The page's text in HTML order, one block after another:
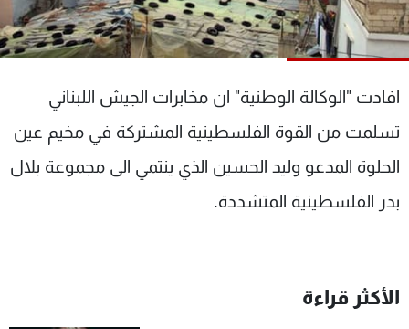
افادت "الوكالة الوطنية" ان مخابرات الجيش اللبناني
تسلمت من القوة الفلسطينية المشتركة في مخيم عين
الحلوة المدعو وليد الحسين الذي ينتمي الى مجموعة بلال
بدر الفلسطينية المتشددة.
الأكثر قراءة
شاهد البرامج
الترددات
عن MTV
لاعلاناتكم
وظائف
شروط الإسـتخدام